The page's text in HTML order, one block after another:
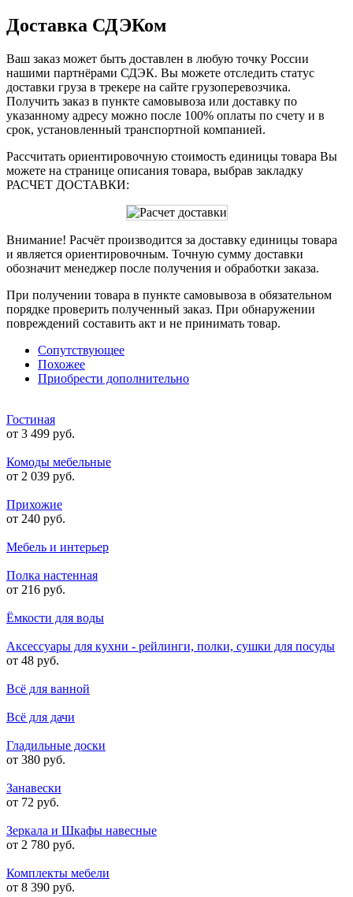
Доставка СДЭКом
Ваш заказ может быть доставлен в любую точку России
нашими партнёрами СДЭК. Вы можете отследить статус
доставки груза в трекере на сайте грузоперевозчика.
Получить заказ в пункте самовывоза или доставку по
указанному адресу можно после 100% оплаты по счету и в
срок, установленный транспортной компанией.
Рассчитать ориентировочную стоимость единицы товара Вы
можете на странице описания товара, выбрав закладку
РАСЧЕТ ДОСТАВКИ:
Внимание! Расчёт производится за доставку единицы товара
и является ориентировочным. Точную сумму доставки
обозначит менеджер после получения и обработки заказа.
При получении товара в пункте самовывоза в обязательном
порядке проверить полученный заказ. При обнаружении
повреждений составить акт и не принимать товар.
Сопутствующее
Похожее
Приобрести дополнительно
Гостиная
от 3 499 руб.
Комоды мебельные
от 2 039 руб.
Прихожие
от 240 руб.
Мебель и интерьер
Полка настенная
от 216 руб.
Ёмкости для воды
Аксессуары для кухни - рейлинги, полки, сушки для посуды
от 48 руб.
Всё для ванной
Всё для дачи
Гладильные доски
от 380 руб.
Занавески
от 72 руб.
Зеркала и Шкафы навесные
от 2 780 руб.
Комплекты мебели
от 8 390 руб.